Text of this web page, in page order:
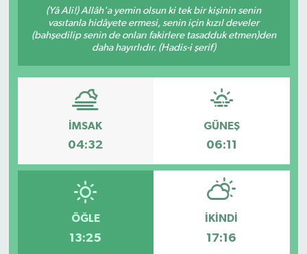
(Yâ Ali!) Allâh'a yemin olsun ki tek bir kişinin senin
vasıtanla hidâyete ermesi, senin için kızıl develer
(bahşedilip senin de onları fakirlere tasadduk etmen)den
daha hayırlıdır. (Hadis-i şerif)
İMSAK
04:32
GÜNEŞ
06:11
ÖĞLE
13:25
İKINDI
17:16